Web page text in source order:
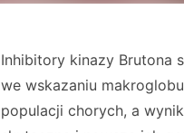
Inhibitory kinazy Brutona
we wskazaniu
populacji chorych, a